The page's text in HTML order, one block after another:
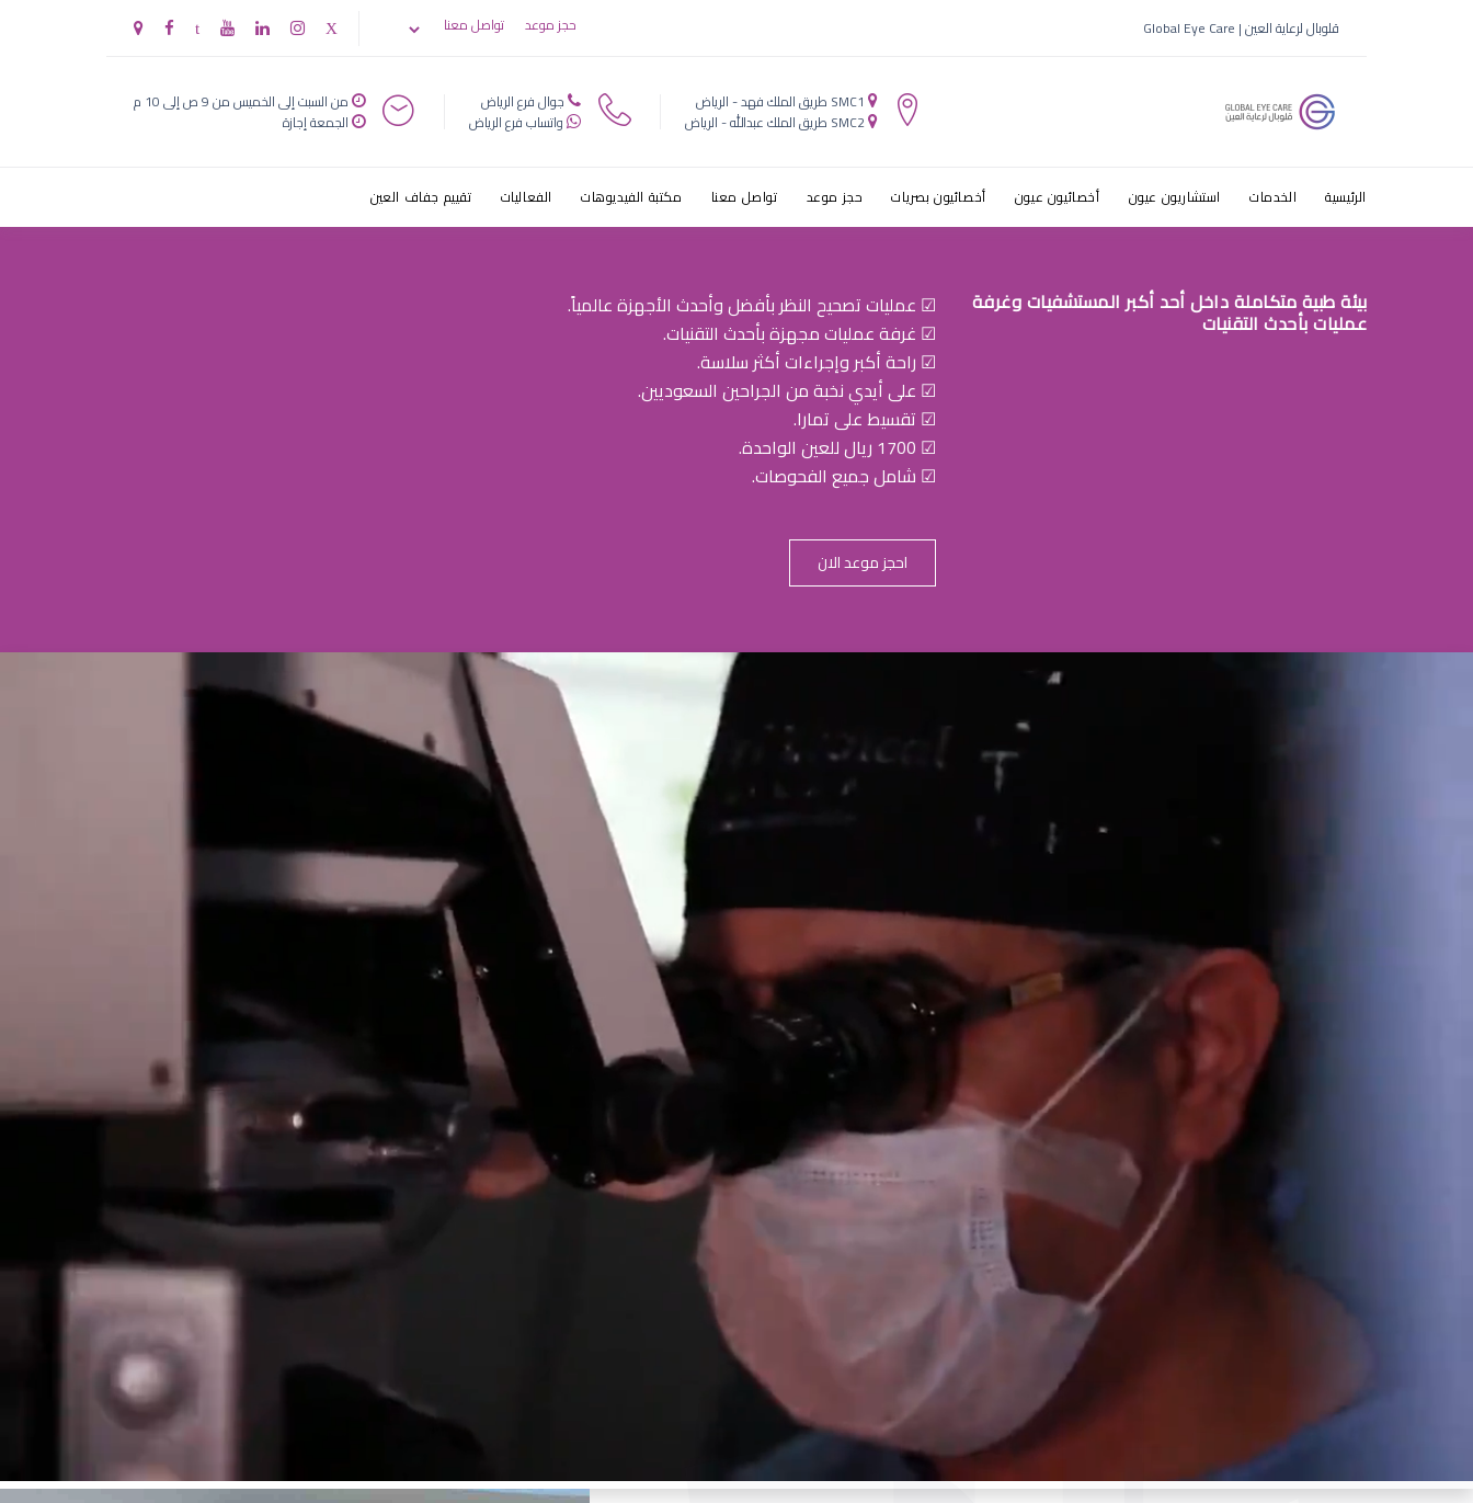
ط¹ظٹط§ط¯ط© ط¹ظٹظˆظ† ظپظٹط§ظ„ط±ظٹط§ط¶
قلوبال لرعاية العين | Global Eye Care حجز موعد تواصل معنا
SMC1 طريق الملك فهد - الرياض
SMC2 طريق الملك عبدالله - الرياض
جوال فرع الرياض
واتساب فرع الرياض
من السبت إلى الخميس من 9 ص إلى 10 م
الجمعة إجازة
الرئيسية الخدمات استشاريون عيون أخصائيون عيون أخصائيون بصريات حجز موعد تواصل معنا مكتبة الفيديوهات الفعاليات تقييم جفاف العين
بيئة طبية متكاملة داخل أحد أكبر المستشفيات وغرفة
عمليات بأحدث التقنيات
☑ عمليات تصحيح النظر بأفضل وأحدث الأجهزة عالمياً.
☑ غرفة عمليات مجهزة بأحدث التقنيات.
☑ راحة أكبر وإجراءات أكثر سلاسة.
☑ على أيدي نخبة من الجراحين السعوديين.
☑ تقسيط على تمارا.
☑ 1700 ريال للعين الواحدة.
☑ شامل جميع الفحوصات.
احجز موعد الان